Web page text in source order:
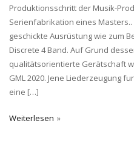
Produktionsschritt der Musik-
Serienfabrikation eines
geschickte Ausrüstung wie zum
Discrete 4 Band. Auf Grund
qualitätsorientierte Gerätschaft
GML 2020. Jene Liederzeugung
eine […]
Weiterlesen